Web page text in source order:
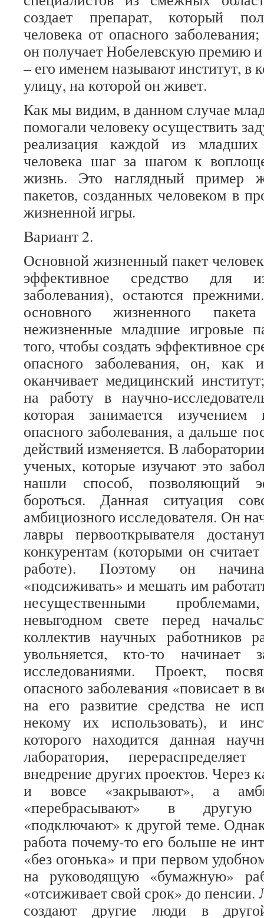
создает препарат, который
человека от опасного
он получает Нобелевскую премию
– его именем называют институт, в
улицу, на которой он живет.
Как мы видим, в данном случае
помогали человеку осуществить
реализация каждой из
человека шаг за шагом к
жизнь. Это наглядный пример
пакетов, созданных человеком в
жизненной игры.
Вариант 2.
Основной жизненный пакет
эффективное средство для
заболевания), остаются
основного жизненного
нежизненные младшие игровые
того, чтобы создать эффективное
опасного заболевания, он, как
оканчивает медицинский
на работу в научно-
которая занимается изучением
опасного заболевания, а дальше
действий изменяется. В
ученых, которые изучают это
нашли способ, позволяющий
бороться. Данная ситуация
амбициозного исследователя. Он
лавры первооткрывателя
конкурентам (которыми он
работе). Поэтому он
«подсиживать» и мешать им
несущественными
невыгодном свете перед
коллектив научных работников
увольняется, кто-то начинает
исследованиями. Проект,
опасного заболевания «повисает в
на его развитие средства не
некому их использовать), и
которого находится данная
лаборатория,
внедрение других проектов. Через
и вовсе «закрывают», а
«перебрасывают» в
«подключают» к другой теме.
работа почему-то его больше не
«без огонька» и при первом
на руководящую «бумажную»
«отсиживает свой срок» до пенсии.
создают другие люди в